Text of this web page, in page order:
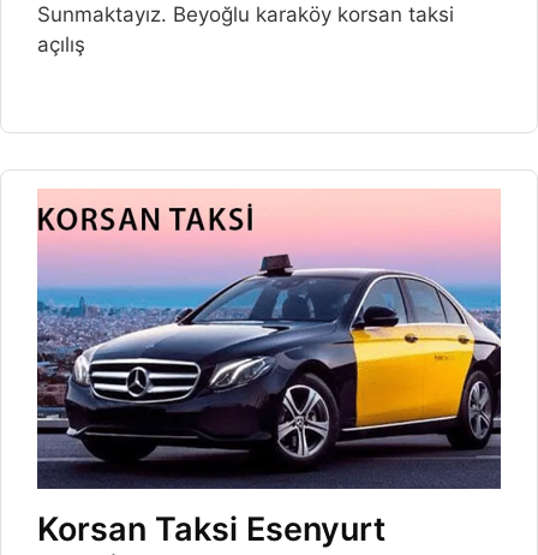
Sunmaktayız. Beyoğlu karaköy korsan taksi
açılış
Korsan Taksi Esenyurt